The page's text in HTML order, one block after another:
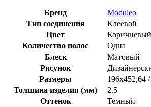
Бренд
Moduleo
Тип соединения
Клеевой
Цвет
Коричневый
Количество полос
Одна
Блеск
Матовый
Рисунок
Размеры
196х452,64
Толщина изделия (мм)
2.5
Оттенок
Темный